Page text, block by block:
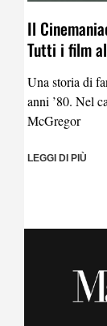
Il
Tutti i film
Una storia di
anni ’80. Nel
McGregor
LEGGI DI PIÙ